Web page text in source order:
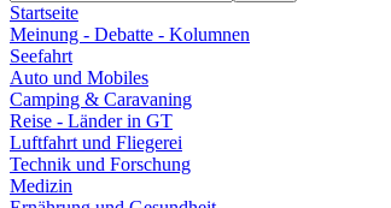
Startseite
Meinung - Debatte - Kolumnen
Seefahrt
Auto und Mobiles
Camping & Caravaning
Reise - Länder in GT
Luftfahrt und Fliegerei
Technik und Forschung
Medizin